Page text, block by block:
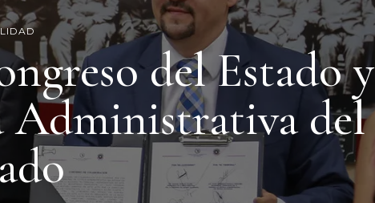
del Estado y
Administrativa del